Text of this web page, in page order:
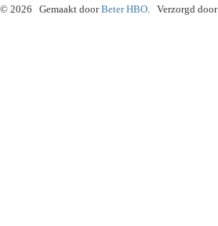
© 2026 Gemaakt doorBeter HBO. Verzorgd door